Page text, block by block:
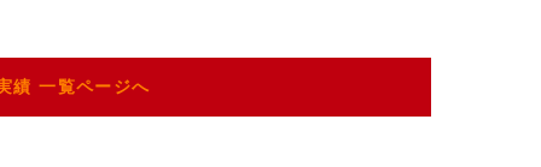
績 一覧ページへ